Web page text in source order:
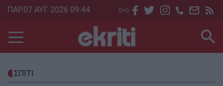
Skip
main
content
ΠΑΡ.07 ΑΥΓ 2026 09:44
ΣΠΙΤΙ